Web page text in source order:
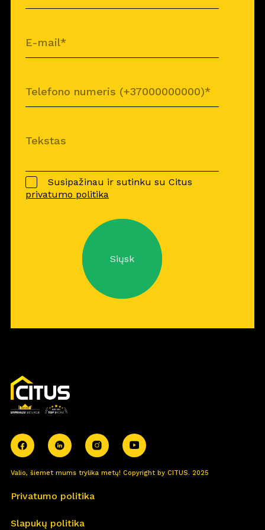
Susipažinau ir sutinku su Citus
privatumo politika
Siųsk
Valio, šiemet mums trylika metų! Copyright by CITUS. 2025
Privatumo politika
Slapukų politika